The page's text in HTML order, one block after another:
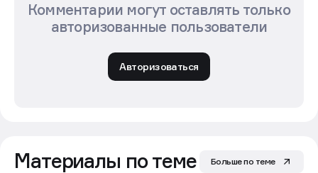
Комментарии могут оставлять только
авторизованные пользователи
Авторизоваться
Материалы по теме Больше по теме